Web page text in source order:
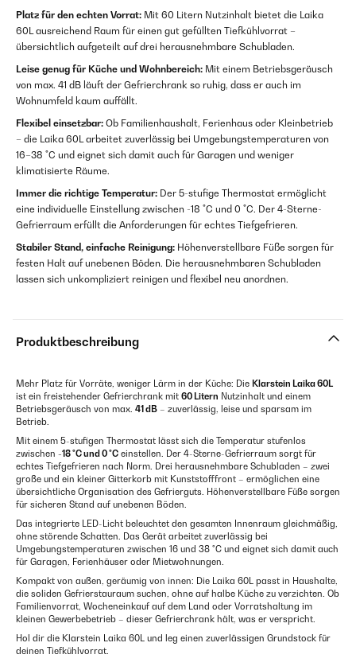
Platz für den echten Vorrat: Mit 60 Litern Nutzinhalt bietet die Laika
60L ausreichend Raum für einen gut gefüllten Tiefkühlvorrat –
übersichtlich aufgeteilt auf drei herausnehmbare Schubladen.
Leise genug für Küche und Wohnbereich: Mit einem Betriebsgeräusch
von max. 41 dB läuft der Gefrierchrank so ruhig, dass er auch im
Wohnumfeld kaum auffällt.
Flexibel einsetzbar: Ob Familienhaushalt, Ferienhaus oder Kleinbetrieb
– die Laika 60L arbeitet zuverlässig bei Umgebungstemperaturen von
16–38 °C und eignet sich damit auch für Garagen und weniger
klimatisierte Räume.
Immer die richtige Temperatur: Der 5-stufige Thermostat ermöglicht
eine individuelle Einstellung zwischen -18 °C und 0 °C. Der 4-Sterne-
Gefrierraum erfüllt die Anforderungen für echtes Tiefgefrieren.
Stabiler Stand, einfache Reinigung: Höhenverstellbare Füße sorgen für
festen Halt auf unebenen Böden. Die herausnehmbaren Schubladen
lassen sich unkompliziert reinigen und flexibel neu anordnen.
Produktbeschreibung
Mehr Platz für Vorräte, weniger Lärm in der Küche: Die Klarstein Laika 60L
ist ein freistehender Gefrierchrank mit 60 Litern Nutzinhalt und einem
Betriebsgeräusch von max. 41 dB – zuverlässig, leise und sparsam im
Betrieb.
Mit einem 5-stufigen Thermostat lässt sich die Temperatur stufenlos
zwischen -18 °C und 0 °C einstellen. Der 4-Sterne-Gefrierraum sorgt für
echtes Tiefgefrieren nach Norm. Drei herausnehmbare Schubladen – zwei
große und ein kleiner Gitterkorb mit Kunststofffront – ermöglichen eine
übersichtliche Organisation des Gefrierguts. Höhenverstellbare Füße sorgen
für sicheren Stand auf unebenen Böden.
Das integrierte LED-Licht beleuchtet den gesamten Innenraum gleichmäßig,
ohne störende Schatten. Das Gerät arbeitet zuverlässig bei
Umgebungstemperaturen zwischen 16 und 38 °C und eignet sich damit auch
für Garagen, Ferienhäuser oder Mietwohnungen.
Kompakt von außen, geräumig von innen: Die Laika 60L passt in Haushalte,
die soliden Gefrierstauraum suchen, ohne auf halbe Küche zu verzichten. Ob
Familienvorrat, Wocheneinkauf auf dem Land oder Vorratshaltung im
kleinen Gewerbebetrieb – dieser Gefrierchrank hält, was er verspricht.
Hol dir die Klarstein Laika 60L und leg einen zuverlässigen Grundstock für
deinen Tiefkühlvorrat.